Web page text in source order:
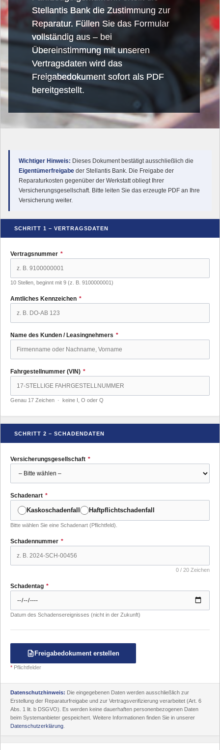
Stellantis Bank die Zustimmung zur
Reparatur. Füllen Sie das Formular
vollständig aus – bei
Übereinstimmung mit unseren
Vertragsdaten wird das
Freigabedokument sofort als PDF
bereitgestellt.
Wichtiger Hinweis: Dieses Dokument bestätigt ausschließlich die
Eigentümerfreigabe der Stellantis Bank. Die Freigabe der
Reparaturkosten gegenüber der Werkstatt obliegt Ihrer
Versicherungsgesellschaft. Bitte leiten Sie das erzeugte PDF an Ihre
Versicherung weiter.
SCHRITT 1 – VERTRAGSDATEN
Vertragsnummer *
10 Stellen, beginnt mit 9 (z. B. 9100000001)
Amtliches Kennzeichen *
Name des Kunden / Leasingnehmers *
Fahrgestellnummer (VIN) *
Genau 17 Zeichen · keine I, O oder Q
SCHRITT 2 – SCHADENDATEN
Versicherungsgesellschaft *
Schadenart *
Kaskoschadenfall Haftpflichtschadenfall
Bitte wählen Sie eine Schadenart (Pflichtfeld).
Schadennummer *
0 / 20 Zeichen
Schadentag *
Datum des Schadensereignisses (nicht in der Zukunft)
Freigabedokument erstellen
* Pflichtfelder
Datenschutzhinweis: Die eingegebenen Daten werden ausschließlich zur
Erstellung der Reparaturfreigabe und zur Vertragsverifizierung verarbeitet (Art. 6
Abs. 1 lit. b DSGVO). Es werden keine dauerhaften personenbezogenen Daten
beim Systemanbieter gespeichert. Weitere Informationen finden Sie in unserer
Datenschutzerklärung